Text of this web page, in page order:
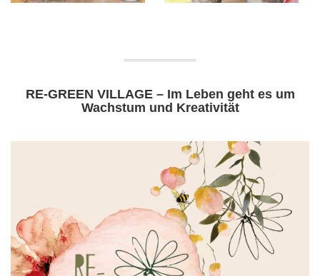
RE-GREEN VILLAGE – Im Leben geht es um
Wachstum und Kreativität